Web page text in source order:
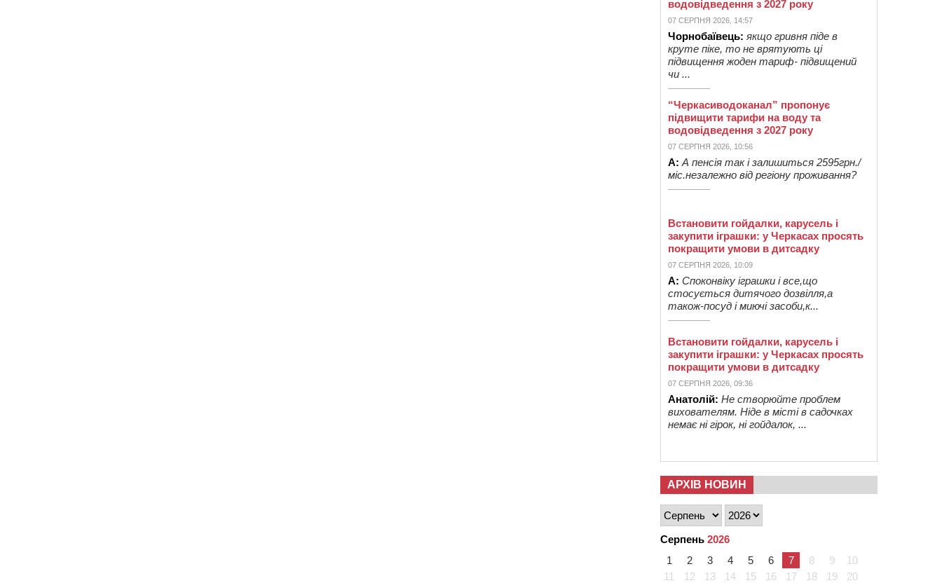
водовідведення з 2027 року
07 СЕРПНЯ 2026, 14:57
Чорнобаївець: якщо гривня піде в
круте піке, то не врятують ці
підвищення жоден тариф- підвищений
чи ...
“Черкасиводоканал” пропонує
підвищити тарифи на воду та
водовідведення з 2027 року
07 СЕРПНЯ 2026, 10:56
А: А пенсія так і залишиться 2595грн./
міс.незалежно від регіону проживання?
Встановити гойдалки, карусель і
закупити іграшки: у Черкасах просять
покращити умови в дитсадку
07 СЕРПНЯ 2026, 10:09
А: Споконвіку іграшки і все,що
стосується дитячого дозвілля,а
також-посуд і миючі засоби,к...
Встановити гойдалки, карусель і
закупити іграшки: у Черкасах просять
покращити умови в дитсадку
07 СЕРПНЯ 2026, 09:36
Анатолій: Не створюйте проблем
вихователям. Ніде в місті в садочках
немає ні гірок, ні гойдалок, ...
АРХІВ НОВИН
Серпень 2026
1
2 3 4 5 6 7 8 9
10
11
12 13 14 15 16 17 18 19 20